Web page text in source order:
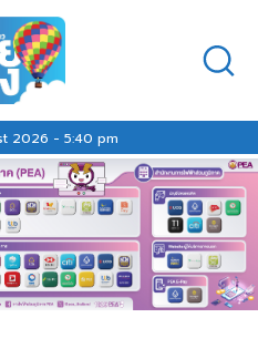
2026 - 5:40 pm